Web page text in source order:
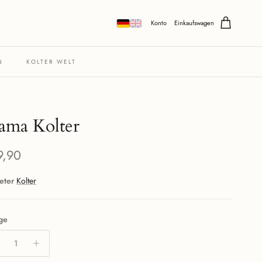
Konto Einkaufswagen
KOLTER WELT
Kolter
Preis
Kolter